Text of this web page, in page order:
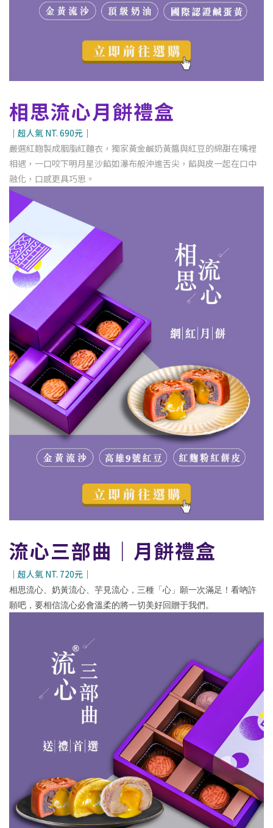
相思流心月餅禮盒
｜超人氣 NT. 690元｜
嚴選紅麴製成胭脂紅麵衣，獨家黃金鹹奶黃醬與紅豆的綿甜在嘴裡
相遇，一口咬下明月星沙餡如瀑布般沖進舌尖，餡與皮一起在口中
融化，口感更具巧思。
流心三部曲｜月餅禮盒
｜超人氣 NT. 720元｜
相思流心、奶黃流心、芋見流心，三種「心」願一次滿足！看吶許
願吧，要相信流心必會溫柔的將一切美好回贈于我們。